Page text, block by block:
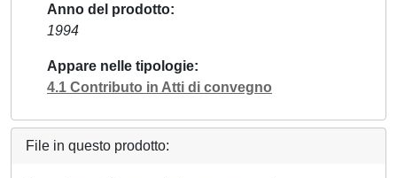
Anno del prodotto
1994
Appare nelle tipologie
4.1 Contributo in Atti di convegno
File in questo prodotto: